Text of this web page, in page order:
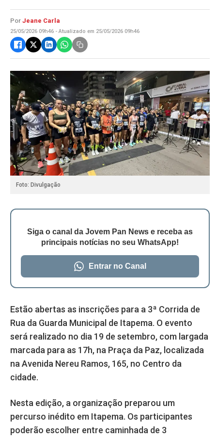
Por Jeane Carla
25/05/2026 09h46 - Atualizado em 25/05/2026 09h46
Foto: Divulgação
Siga o canal da Jovem Pan News e receba as
principais notícias no seu WhatsApp!
Entrar no Canal
Estão abertas as inscrições para a 3ª Corrida de
Rua da Guarda Municipal de Itapema. O evento
será realizado no dia 19 de setembro, com largada
marcada para as 17h, na Praça da Paz, localizada
na Avenida Nereu Ramos, 165, no Centro da
cidade.
Nesta edição, a organização preparou um
percurso inédito em Itapema. Os participantes
poderão escolher entre caminhada de 3